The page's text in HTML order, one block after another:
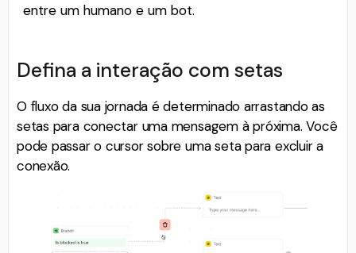
entre um humano e um bot.
Defina a interação com setas
O fluxo da sua jornada é determinado arrastando as
setas para conectar uma mensagem à próxima. Você
pode passar o cursor sobre uma seta para excluir a
conexão.